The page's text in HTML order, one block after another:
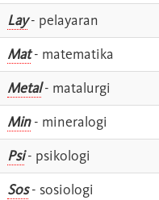
Lay- pelayaran
Mat- matematika
Metal- matalurgi
Min- mineralogi
Psi- psikologi
Sos- sosiologi